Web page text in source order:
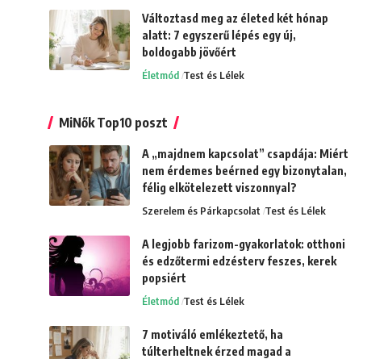
Változtasd meg az életed két hónap
alatt: 7 egyszerű lépés egy új,
boldogabb jövőért
Életmód Test és Lélek
MiNők Top10 poszt
A „majdnem kapcsolat” csapdája: Miért
nem érdemes beérned egy bizonytalan,
félig elkötelezett viszonnyal?
Szerelem és Párkapcsolat Test és Lélek
A legjobb farizom-gyakorlatok: otthoni
és edzőtermi edzésterv feszes, kerek
popsiért
Életmód Test és Lélek
7 motiváló emlékeztető, ha
túlterheltnek érzed magad a